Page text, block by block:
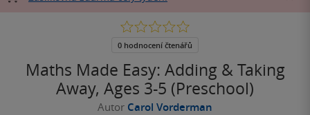
Maths Made Easy: Adding & Taking
Away, Ages 3-5 (Preschool)
Autor Carol Vorderman
0.0
5
0 hodnocení čtenářů